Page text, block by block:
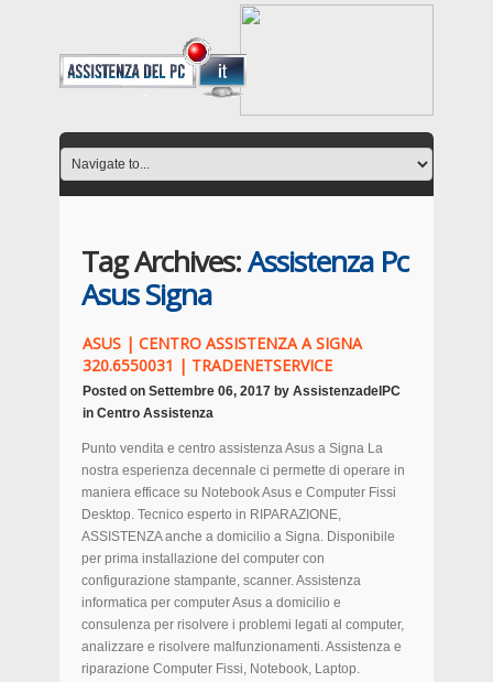
Tag Archives:Assistenza Pc
Asus Signa
ASUS | CENTRO ASSISTENZA A SIGNA
320.6550031 | TRADENETSERVICE
Posted on Settembre 06, 2017 by AssistenzadelPC
in Centro Assistenza
Punto vendita e centro assistenza Asus a Signa La
nostra esperienza decennale ci permette di operare in
maniera efficace su Notebook Asus e Computer Fissi
Desktop. Tecnico esperto in RIPARAZIONE,
ASSISTENZA anche a domicilio a Signa. Disponibile
per prima installazione del computer con
configurazione stampante, scanner. Assistenza
informatica per computer Asus a domicilio e
consulenza per risolvere i problemi legati al computer,
analizzare e risolvere malfunzionamenti. Assistenza e
riparazione Computer Fissi, Notebook, Laptop.